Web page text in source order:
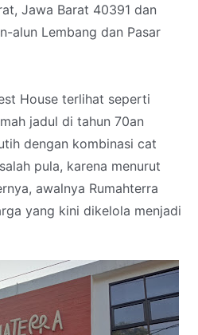
Jawa Barat 40391 dan
alun Lembang dan Pasar
House terlihat seperti
jadul di tahun 70an
dengan kombinasi cat
pula, karena menurut
awalnya Rumahterra
yang kini dikelola menjadi